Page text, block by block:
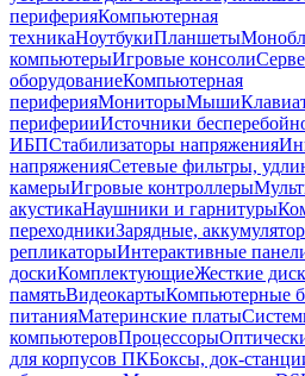
периферияКомпьютерная
техникаНоутбукиПланшеты
компьютерыИгровые консоли
оборудованиеКомпьютерная
периферияМониторыМыши
периферииИсточники
ИБПСтабилизаторы напряжения
напряженияСетевые фильтры,
камерыИгровые контроллеры
акустикаНаушники и гарнитуры
переходникиЗарядные,
репликаторыИнтерактивные
доскиКомплектующиеЖесткие
памятьВидеокартыКомпьютерные
питанияМатеринские платы
компьютеровПроцессоры
для корпусов ПКБоксы, док-